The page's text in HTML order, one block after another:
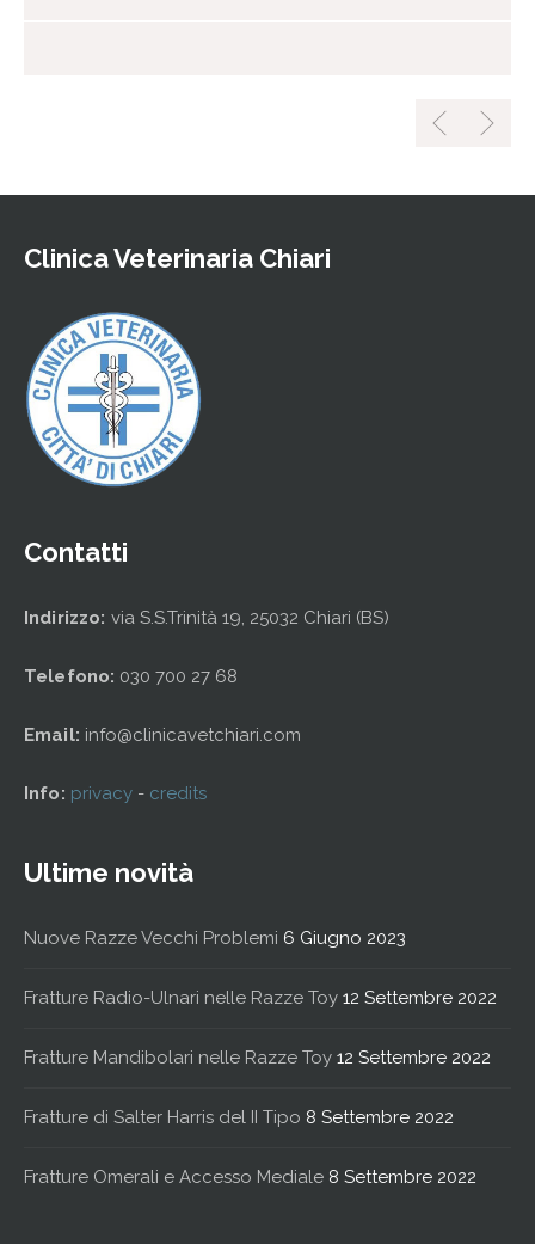
Clinica Veterinaria Chiari
Contatti
Indirizzo: via S.S.Trinità 19, 25032 Chiari (BS)
Telefono: 030 700 27 68
Email: info@clinicavetchiari.com
Info: privacy - credits
Ultime novità
Nuove Razze Vecchi Problemi 6 Giugno 2023
Fratture Radio-Ulnari nelle Razze Toy 12 Settembre 2022
Fratture Mandibolari nelle Razze Toy 12 Settembre 2022
Fratture di Salter Harris del II Tipo 8 Settembre 2022
Fratture Omerali e Accesso Mediale 8 Settembre 2022